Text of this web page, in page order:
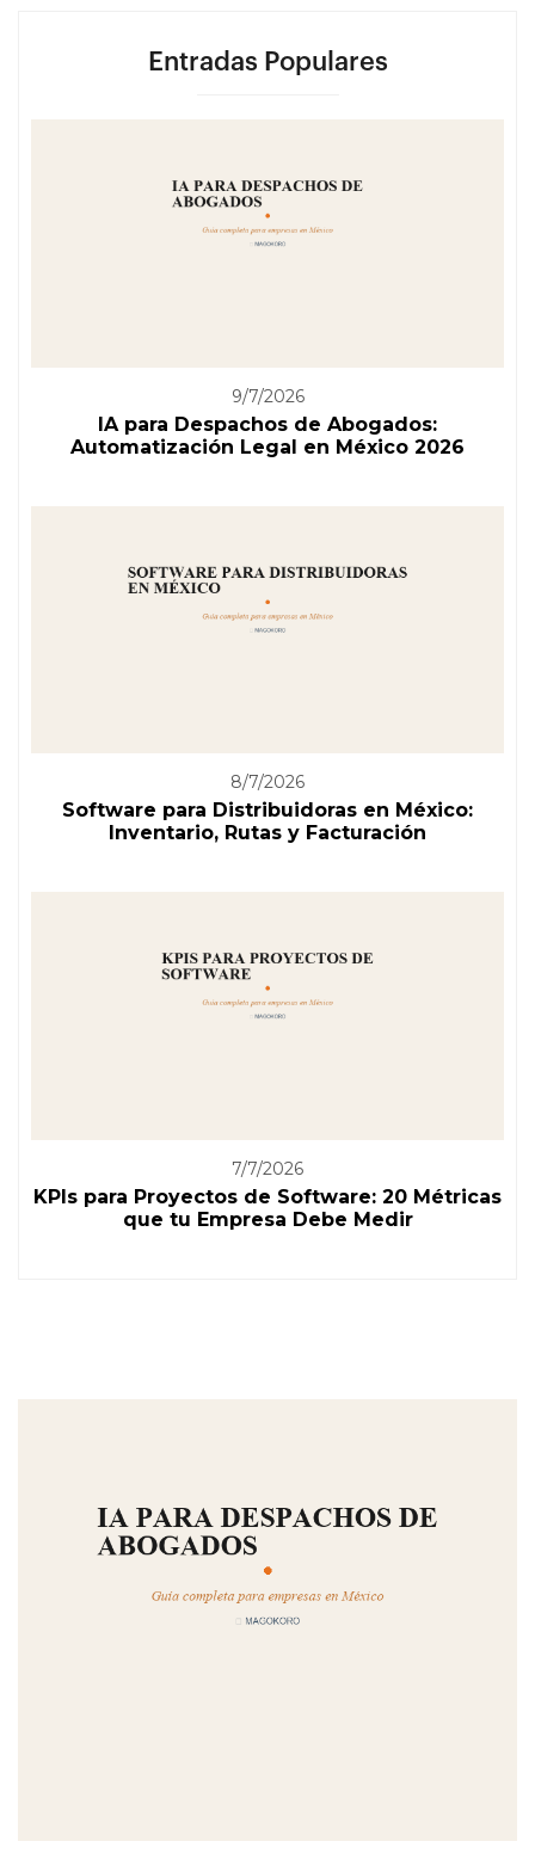
Entradas Populares
9/7/2026
IA para Despachos de Abogados:
Automatización Legal en México 2026
8/7/2026
Software para Distribuidoras en México:
Inventario, Rutas y Facturación
7/7/2026
KPIs para Proyectos de Software: 20 Métricas
que tu Empresa Debe Medir